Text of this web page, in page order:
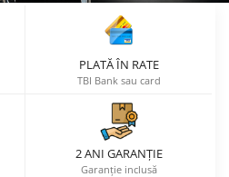
PLATĂ ÎN RATE
TBI Bank sau card
2 ANI GARANȚIE
Garanție inclusă